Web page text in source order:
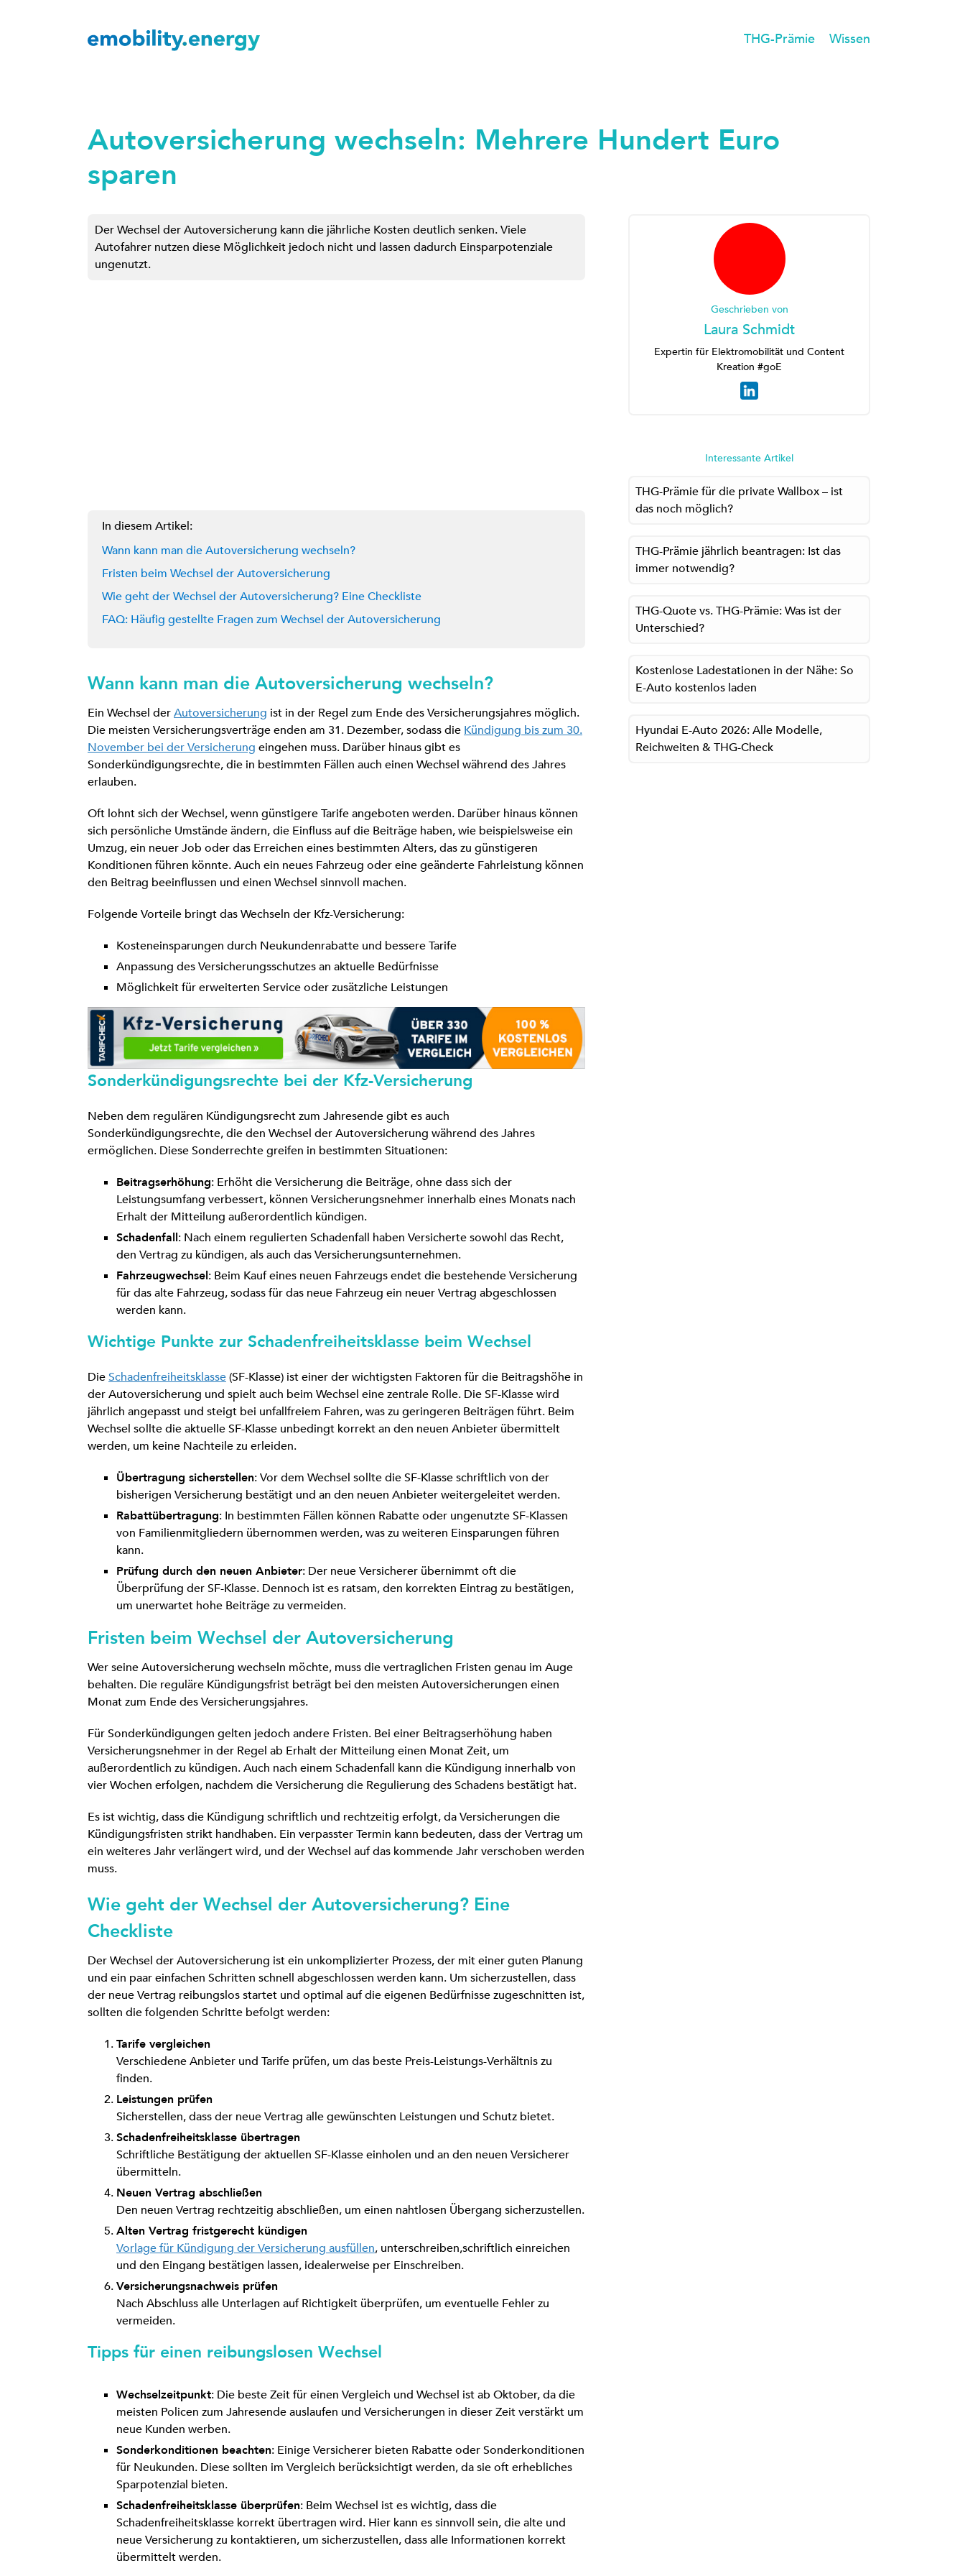
THG-Prämie Wissen
Autoversicherung wechseln: Mehrere Hundert Euro
sparen
Der Wechsel der Autoversicherung kann die jährliche Kosten deutlich senken. Viele
Autofahrer nutzen diese Möglichkeit jedoch nicht und lassen dadurch Einsparpotenziale
ungenutzt.
In diesem Artikel:
Wann kann man die Autoversicherung wechseln?
Fristen beim Wechsel der Autoversicherung
Wie geht der Wechsel der Autoversicherung? Eine Checkliste
FAQ: Häufig gestellte Fragen zum Wechsel der Autoversicherung
Wann kann man die Autoversicherung wechseln?
Ein Wechsel derAutoversicherung ist in der Regel zum Ende des Versicherungsjahres möglich.
Die meisten Versicherungsverträge enden am 31. Dezember, sodass die Kündigung bis zum 30.
November bei der Versicherung eingehen muss. Darüber hinaus gibt es
Sonderkündigungsrechte, die in bestimmten Fällen auch einen Wechsel während des Jahres
erlauben.
Oft lohnt sich der Wechsel, wenn günstigere Tarife angeboten werden. Darüber hinaus können
sich persönliche Umstände ändern, die Einfluss auf die Beiträge haben, wie beispielsweise ein
Umzug, ein neuer Job oder das Erreichen eines bestimmten Alters, das zu günstigeren
Konditionen führen könnte. Auch ein neues Fahrzeug oder eine geänderte Fahrleistung können
den Beitrag beeinflussen und einen Wechsel sinnvoll machen.
Folgende Vorteile bringt das Wechseln der Kfz-Versicherung:
Kosteneinsparungen durch Neukundenrabatte und bessere Tarife
Anpassung des Versicherungsschutzes an aktuelle Bedürfnisse
Möglichkeit für erweiterten Service oder zusätzliche Leistungen
Sonderkündigungsrechte bei der Kfz-Versicherung
Neben dem regulären Kündigungsrecht zum Jahresende gibt es auch
Sonderkündigungsrechte, die den Wechsel der Autoversicherung während des Jahres
ermöglichen. Diese Sonderrechte greifen in bestimmten Situationen:
Beitragserhöhung: Erhöht die Versicherung die Beiträge, ohne dass sich der
Leistungsumfang verbessert, können Versicherungsnehmer innerhalb eines Monats nach
Erhalt der Mitteilung außerordentlich kündigen.
Schadenfall: Nach einem regulierten Schadenfall haben Versicherte sowohl das Recht,
den Vertrag zu kündigen, als auch das Versicherungsunternehmen.
Fahrzeugwechsel: Beim Kauf eines neuen Fahrzeugs endet die bestehende Versicherung
für das alte Fahrzeug, sodass für das neue Fahrzeug ein neuer Vertrag abgeschlossen
werden kann.
Wichtige Punkte zur Schadenfreiheitsklasse beim Wechsel
DieSchadenfreiheitsklasse(SF-Klasse) ist einer der wichtigsten Faktoren für die Beitragshöhe in
der Autoversicherung und spielt auch beim Wechsel eine zentrale Rolle. Die SF-Klasse wird
jährlich angepasst und steigt bei unfallfreiem Fahren, was zu geringeren Beiträgen führt. Beim
Wechsel sollte die aktuelle SF-Klasse unbedingt korrekt an den neuen Anbieter übermittelt
werden, um keine Nachteile zu erleiden.
Übertragung sicherstellen: Vor dem Wechsel sollte die SF-Klasse schriftlich von der
bisherigen Versicherung bestätigt und an den neuen Anbieter weitergeleitet werden.
Rabattübertragung: In bestimmten Fällen können Rabatte oder ungenutzte SF-Klassen
von Familienmitgliedern übernommen werden, was zu weiteren Einsparungen führen
kann.
Prüfung durch den neuen Anbieter: Der neue Versicherer übernimmt oft die
Überprüfung der SF-Klasse. Dennoch ist es ratsam, den korrekten Eintrag zu bestätigen,
um unerwartet hohe Beiträge zu vermeiden.
Fristen beim Wechsel der Autoversicherung
Wer seine Autoversicherung wechseln möchte, muss die vertraglichen Fristen genau im Auge
behalten. Die reguläre Kündigungsfrist beträgt bei den meisten Autoversicherungen einen
Monat zum Ende des Versicherungsjahres.
Für Sonderkündigungen gelten jedoch andere Fristen. Bei einer Beitragserhöhung haben
Versicherungsnehmer in der Regel ab Erhalt der Mitteilung einen Monat Zeit, um
außerordentlich zu kündigen. Auch nach einem Schadenfall kann die Kündigung innerhalb von
vier Wochen erfolgen, nachdem die Versicherung die Regulierung des Schadens bestätigt hat.
Es ist wichtig, dass die Kündigung schriftlich und rechtzeitig erfolgt, da Versicherungen die
Kündigungsfristen strikt handhaben. Ein verpasster Termin kann bedeuten, dass der Vertrag um
ein weiteres Jahr verlängert wird, und der Wechsel auf das kommende Jahr verschoben werden
muss.
Wie geht der Wechsel der Autoversicherung? Eine
Checkliste
Der Wechsel der Autoversicherung ist ein unkomplizierter Prozess, der mit einer guten Planung
und ein paar einfachen Schritten schnell abgeschlossen werden kann. Um sicherzustellen, dass
der neue Vertrag reibungslos startet und optimal auf die eigenen Bedürfnisse zugeschnitten ist,
sollten die folgenden Schritte befolgt werden:
Tarife vergleichen
Verschiedene Anbieter und Tarife prüfen, um das beste Preis-Leistungs-Verhältnis zu
finden.
Leistungen prüfen
Sicherstellen, dass der neue Vertrag alle gewünschten Leistungen und Schutz bietet.
Schadenfreiheitsklasse übertragen
Schriftliche Bestätigung der aktuellen SF-Klasse einholen und an den neuen Versicherer
übermitteln.
Neuen Vertrag abschließen
Den neuen Vertrag rechtzeitig abschließen, um einen nahtlosen Übergang sicherzustellen.
Alten Vertrag fristgerecht kündigen
Vorlage für Kündigung der Versicherung ausfüllen, unterschreiben,schriftlich einreichen
und den Eingang bestätigen lassen, idealerweise per Einschreiben.
Versicherungsnachweis prüfen
Nach Abschluss alle Unterlagen auf Richtigkeit überprüfen, um eventuelle Fehler zu
vermeiden.
Tipps für einen reibungslosen Wechsel
Wechselzeitpunkt: Die beste Zeit für einen Vergleich und Wechsel ist ab Oktober, da die
meisten Policen zum Jahresende auslaufen und Versicherungen in dieser Zeit verstärkt um
neue Kunden werben.
Sonderkonditionen beachten: Einige Versicherer bieten Rabatte oder Sonderkonditionen
für Neukunden. Diese sollten im Vergleich berücksichtigt werden, da sie oft erhebliches
Sparpotenzial bieten.
Schadenfreiheitsklasse überprüfen: Beim Wechsel ist es wichtig, dass die
Schadenfreiheitsklasse korrekt übertragen wird. Hier kann es sinnvoll sein, die alte und
neue Versicherung zu kontaktieren, um sicherzustellen, dass alle Informationen korrekt
übermittelt werden.
Geschrieben von
Laura Schmidt
Expertin für Elektromobilität und Content
Kreation #goE
Interessante Artikel
THG-Prämie für die private Wallbox – ist
das noch möglich?
THG-Prämie jährlich beantragen: Ist das
immer notwendig?
THG-Quote vs. THG-Prämie: Was ist der
Unterschied?
Kostenlose Ladestationen in der Nähe: So
E-Auto kostenlos laden
Hyundai E-Auto 2026: Alle Modelle,
Reichweiten & THG-Check